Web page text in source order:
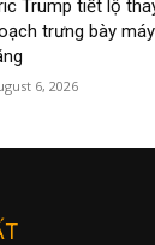
Trump tiết lộ
trưng bày
6, 2026